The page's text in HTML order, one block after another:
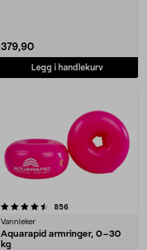
379,90
Legg i handlekurv
856
Vannleker
Aquarapid armringer, 0–30
kg